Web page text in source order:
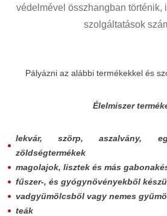
védelmével összhangban történik,
szolgáltatások
Pályázni az alábbi termékekkel és
Élelmiszer
lekvár, szörp, aszalvány,
zöldségtermékek
magolajok, lisztek és más
fűszer-, és gyógynövényekből
vadgyümölcsből vagy nemes
teák